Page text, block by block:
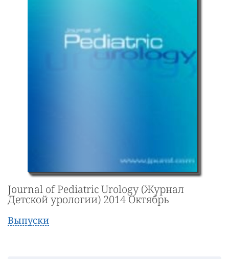
Journal of Pediatric Urology (Журнал
Детской урологии) 2014 Октябрь
Выпуски